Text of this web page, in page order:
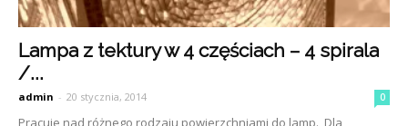
Lampa z tektury w 4 częściach – 4 spirala
/...
admin - 20 stycznia, 2014 0